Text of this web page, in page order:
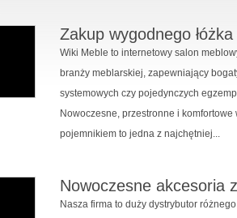
Zakup wygodnego
Wiki Meble to internetowy salon
branży meblarskiej, zapewniający
systemowych czy pojedynczych
Nowoczesne, przestronne i
pojemnikiem to jedna z najchętniej...
Nowoczesne akcesoria
Nasza firma to duży dystrybutor